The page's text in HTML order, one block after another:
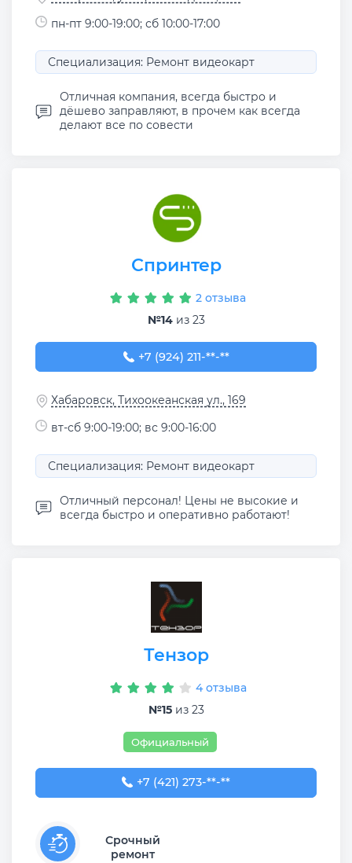
пн-пт 9:00-19:00; сб 10:00-17:00
Специализация: Ремонт видеокарт
Отличная компания, всегда быстро и
дёшево заправляют, в прочем как всегда
делают все по совести
Спринтер
2 отзыва
№14из 23
+7 (924) 211-25-60
+7 (924) 211-**-**
Хабаровск, Тихоокеанская ул., 169
вт-сб 9:00-19:00; вс 9:00-16:00
Специализация: Ремонт видеокарт
Отличный персонал! Цены не высокие и
всегда быстро и оперативно работают!
Тензор
4 отзыва
№15из 23
Официальный
+7 (421) 273-16-47
+7 (421) 273-**-**
Срочный
ремонт